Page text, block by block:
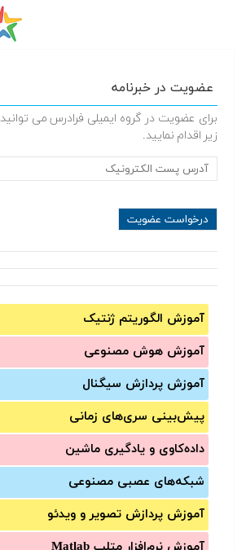
عضویت در خبرنامه
برای عضویت در گروه ایمیلی فرادرس می
زیر اقدام نمایید.
آموزش الگوریتم ژنتیک
آموزش‌ هوش مصنوعی
آموزش‌ پردازش سیگنال
پیش‌‌بینی سری‌‌های زمانی
داده‌کاوی و یادگیری ماشین
شبکه‌های عصبی مصنوعی
آموزش‌ پردازش تصویر و ویدئو